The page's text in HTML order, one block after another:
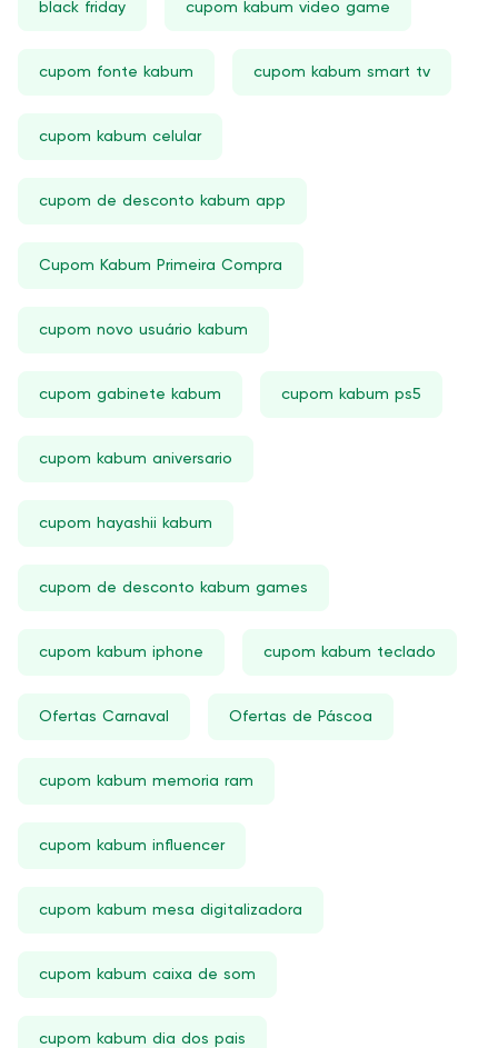
black friday cupom kabum video game
cupom fonte kabum cupom kabum smart tv
cupom kabum celular
cupom de desconto kabum app
Cupom Kabum Primeira Compra
cupom novo usuário kabum
cupom gabinete kabum cupom kabum ps5
cupom kabum aniversario
cupom hayashii kabum
cupom de desconto kabum games
cupom kabum iphone cupom kabum teclado
Ofertas Carnaval Ofertas de Páscoa
cupom kabum memoria ram
cupom kabum influencer
cupom kabum mesa digitalizadora
cupom kabum caixa de som
cupom kabum dia dos pais